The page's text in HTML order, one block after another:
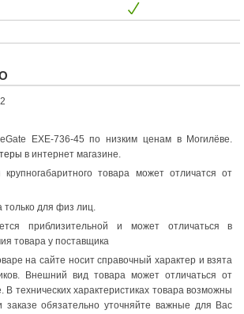
EXE-736-45 по низким ценам в Могилёве.
в интернет магазине.
крупногабаритного товара может отличатся от
только для физ лиц.
приблизительной и может отличаться в
товара у поставщика
на сайте носит справочный характер и взята
Внешний вид товара может отличаться от
технических характеристиках товара возможны
обязательно уточняйте важные для Вас